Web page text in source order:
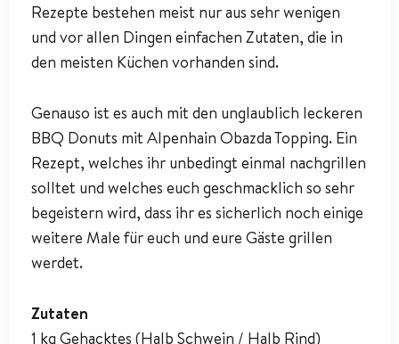
Rezepte bestehen meist nur aus sehr wenigen
und vor allen Dingen einfachen Zutaten, die in
den meisten Küchen vorhanden sind.
Genauso ist es auch mit den unglaublich leckeren
BBQ Donuts mit Alpenhain Obazda Topping. Ein
Rezept, welches ihr unbedingt einmal nachgrillen
solltet und welches euch geschmacklich so sehr
begeistern wird, dass ihr es sicherlich noch einige
weitere Male für euch und eure Gäste grillen
werdet.
Zutaten
1 kg Gehacktes (Halb Schwein / Halb Rind)